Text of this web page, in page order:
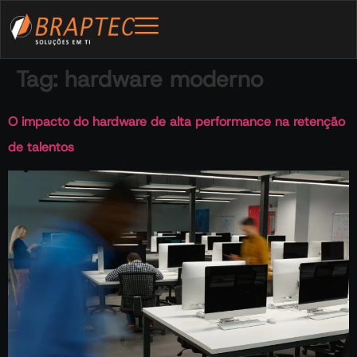
Tag: hardware moderno
O impacto do hardware de alta performance na retenção
de talentos